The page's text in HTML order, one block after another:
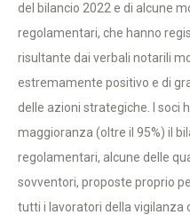
del bilancio 2022 e di alcune
regolamentari, che hanno
risultante dai verbali notarili
estremamente positivo e di
delle azioni strategiche. I soci
maggioranza (oltre il 95%) il
regolamentari, alcune delle
sovventori, proposte proprio
tutti i lavoratori della vigilanza